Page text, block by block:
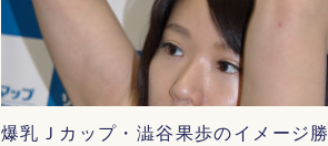
爆乳Ｊカップ・澁谷果歩のイメージ勝